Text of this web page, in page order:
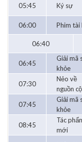
05:45 Ký sự
06:00
Phim tài
06:40
06:45
Giải mã
khỏe
07:30
Nẻo về
nguồn
07:45
Giải mã
khỏe
08:45
Tác
mới